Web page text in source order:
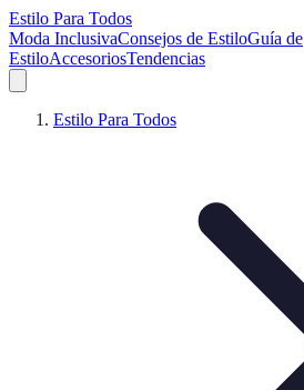
Estilo Para Todos
Moda InclusivaConsejos de EstiloGuía de
EstiloAccesoriosTendencias
Estilo Para Todos